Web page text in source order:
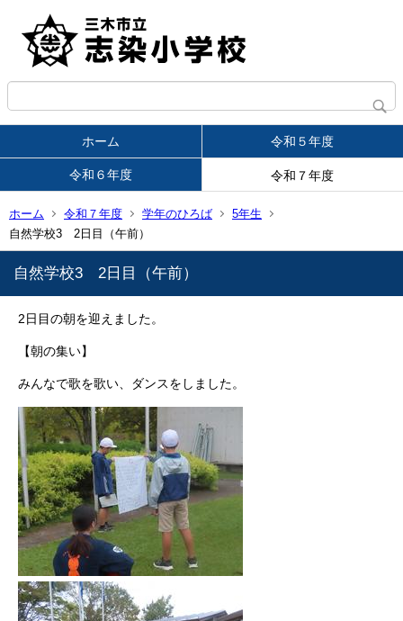
ホーム 令和５年度
令和６年度 令和７年度
ホーム 令和７年度 学年のひろば
5年生
自然学校3 2日目（午前）
自然学校3 2日目（午前）
2日目の朝を迎えました。
【朝の集い】
みんなで歌を歌い、ダンスをしました。